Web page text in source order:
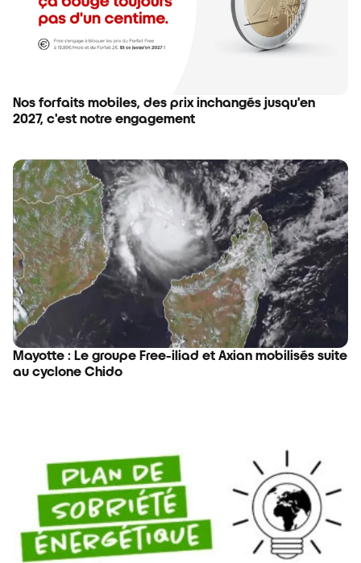
Nos forfaits mobiles, des prix inchangés jusqu'en
2027, c'est notre engagement
Mayotte : Le groupe Free-iliad et Axian mobilisés suite
au cyclone Chido